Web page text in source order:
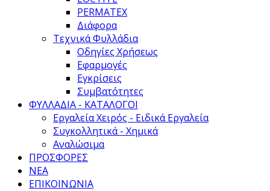
PERMATEX
Διάφορα
Τεχνικά Φυλλάδια
Οδηγίες Χρήσεως
Εφαρμογές
Εγκρίσεις
Συμβατότητες
ΦΥΛΛΑΔΙΑ - ΚΑΤΑΛΟΓΟΙ
Εργαλεία Χειρός - Ειδικά Εργαλεία
Συγκολλητικά - Χημικά
Αναλώσιμα
ΠΡΟΣΦΟΡΕΣ
ΝΕΑ
ΕΠΙΚΟΙΝΩΝΙΑ